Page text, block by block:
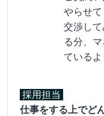
やらせ
交渉し
る分、
ているよ
採用担当
仕事をする上でど